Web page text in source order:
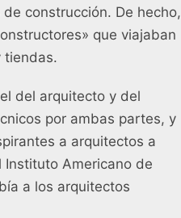
construcción. De hecho,
que viajaban
tiendas.
del arquitecto y del
por ambas partes, y
a arquitectos a
Americano de
a los arquitectos